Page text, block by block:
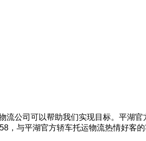
公司可以帮助我们实现目标。平湖
与平湖官方轿车托运物流热情好客